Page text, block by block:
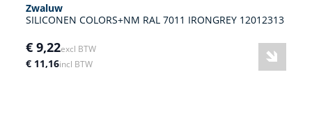
Zwaluw
SILICONEN COLORS+NM RAL 7011 IRONGREY 12012313
€ 9,22excl BTW
€ 11,16incl BTW